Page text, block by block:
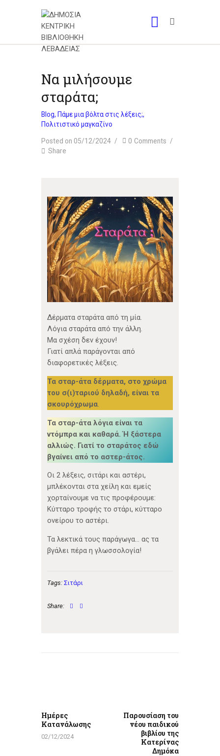
Να μιλήσουμε
σταράτα;
Blog, Πάμε μια βόλτα στις λέξεις;,
Πολιτιστικό μαγκαζίνο
Posted on 05/12/2024 0 Comments
Share
Δέρματα σταράτα από τη μία.
Λόγια σταράτα από την άλλη.
Μα σχέση δεν έχουν!
Γιατί απλά παράγονται από
διαφορετικές λέξεις.
Τα σταρ-άτα δέρματα, στο χρώμα
του σ(ι)ταριού δηλαδή, είναι τα
σκουρόχρωμα.
Τα σταρ-άτα λόγια είναι τα
ντόμπρα και καθαρά. Ή ξάστερα
αλλιώς. Γιατί το σταράτος εδώ
βγαίνει από το αστερ-άτος.
Οι 2 λέξεις, σιτάρι και αστέρι,
μπλέκονται στα χείλη και εμείς
χορταίνουμε να τις προφέρουμε:
Κύτταρο τροφής το στάρι, κύτταρο
ονείρου το αστέρι.
Τα λεκτικά τους παράγωγα… ας τα
βγάλει πέρα η γλωσσολογία!
Tags: Σιτάρι
Share:
Ημέρες
Κατανάλωσης
02/12/2024
Παρουσίαση του
νέου παιδικού
βιβλίου της
Κατερίνας
Δημόκα